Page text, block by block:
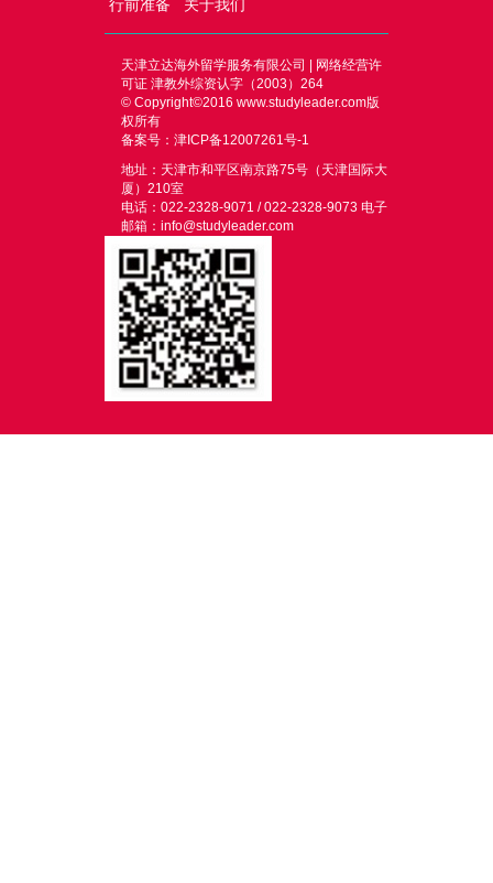
行前准备 关于我们
天津立达海外留学服务有限公司 | 网络经营许
可证 津教外综资认字（2003）264
© Copyright©2016 www.studyleader.com版
权所有
备案号：津ICP备12007261号-1
地址：天津市和平区南京路75号（天津国际大
厦）210室
电话：022-2328-9071 / 022-2328-9073 电子
邮箱：info@studyleader.com